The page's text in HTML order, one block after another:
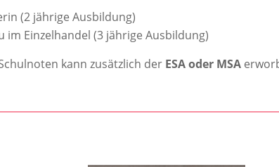
(2 jährige Ausbildung)
im Einzelhandel (3 jährige Ausbildung)
kann zusätzlich der ESA oder MSA